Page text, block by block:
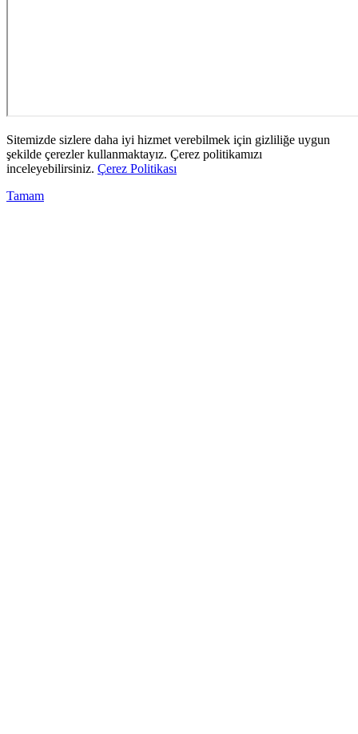
Sitemizde sizlere daha iyi hizmet verebilmek için gizliliğe uygun
şekilde çerezler kullanmaktayız. Çerez politikamızı
inceleyebilirsiniz. Çerez Politikası
Tamam